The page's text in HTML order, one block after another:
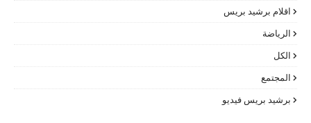
اقلام برشيد بريس
الرياضة
الكل
المجتمع
برشيد بريس فيديو